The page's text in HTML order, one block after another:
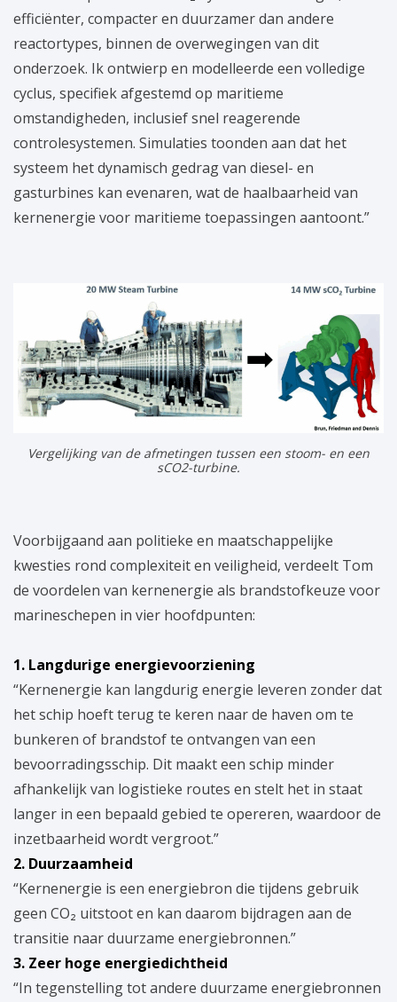
efficiënter, compacter en duurzamer dan andere
reactortypes, binnen de overwegingen van dit
onderzoek. Ik ontwierp en modelleerde een volledige
cyclus, specifiek afgestemd op maritieme
omstandigheden, inclusief snel reagerende
controlesystemen. Simulaties toonden aan dat het
systeem het dynamisch gedrag van diesel- en
gasturbines kan evenaren, wat de haalbaarheid van
kernenergie voor maritieme toepassingen aantoont.”
Vergelijking van de afmetingen tussen een stoom- en een
sCO2-turbine.
Voorbijgaand aan politieke en maatschappelijke
kwesties rond complexiteit en veiligheid, verdeelt Tom
de voordelen van kernenergie als brandstofkeuze voor
marineschepen in vier hoofdpunten:
1. Langdurige energievoorziening
“Kernenergie kan langdurig energie leveren zonder dat
het schip hoeft terug te keren naar de haven om te
bunkeren of brandstof te ontvangen van een
bevoorradingsschip. Dit maakt een schip minder
afhankelijk van logistieke routes en stelt het in staat
langer in een bepaald gebied te opereren, waardoor de
inzetbaarheid wordt vergroot.”
2. Duurzaamheid
“Kernenergie is een energiebron die tijdens gebruik
geen CO₂ uitstoot en kan daarom bijdragen aan de
transitie naar duurzame energiebronnen.”
3. Zeer hoge energiedichtheid
“In tegenstelling tot andere duurzame energiebronnen